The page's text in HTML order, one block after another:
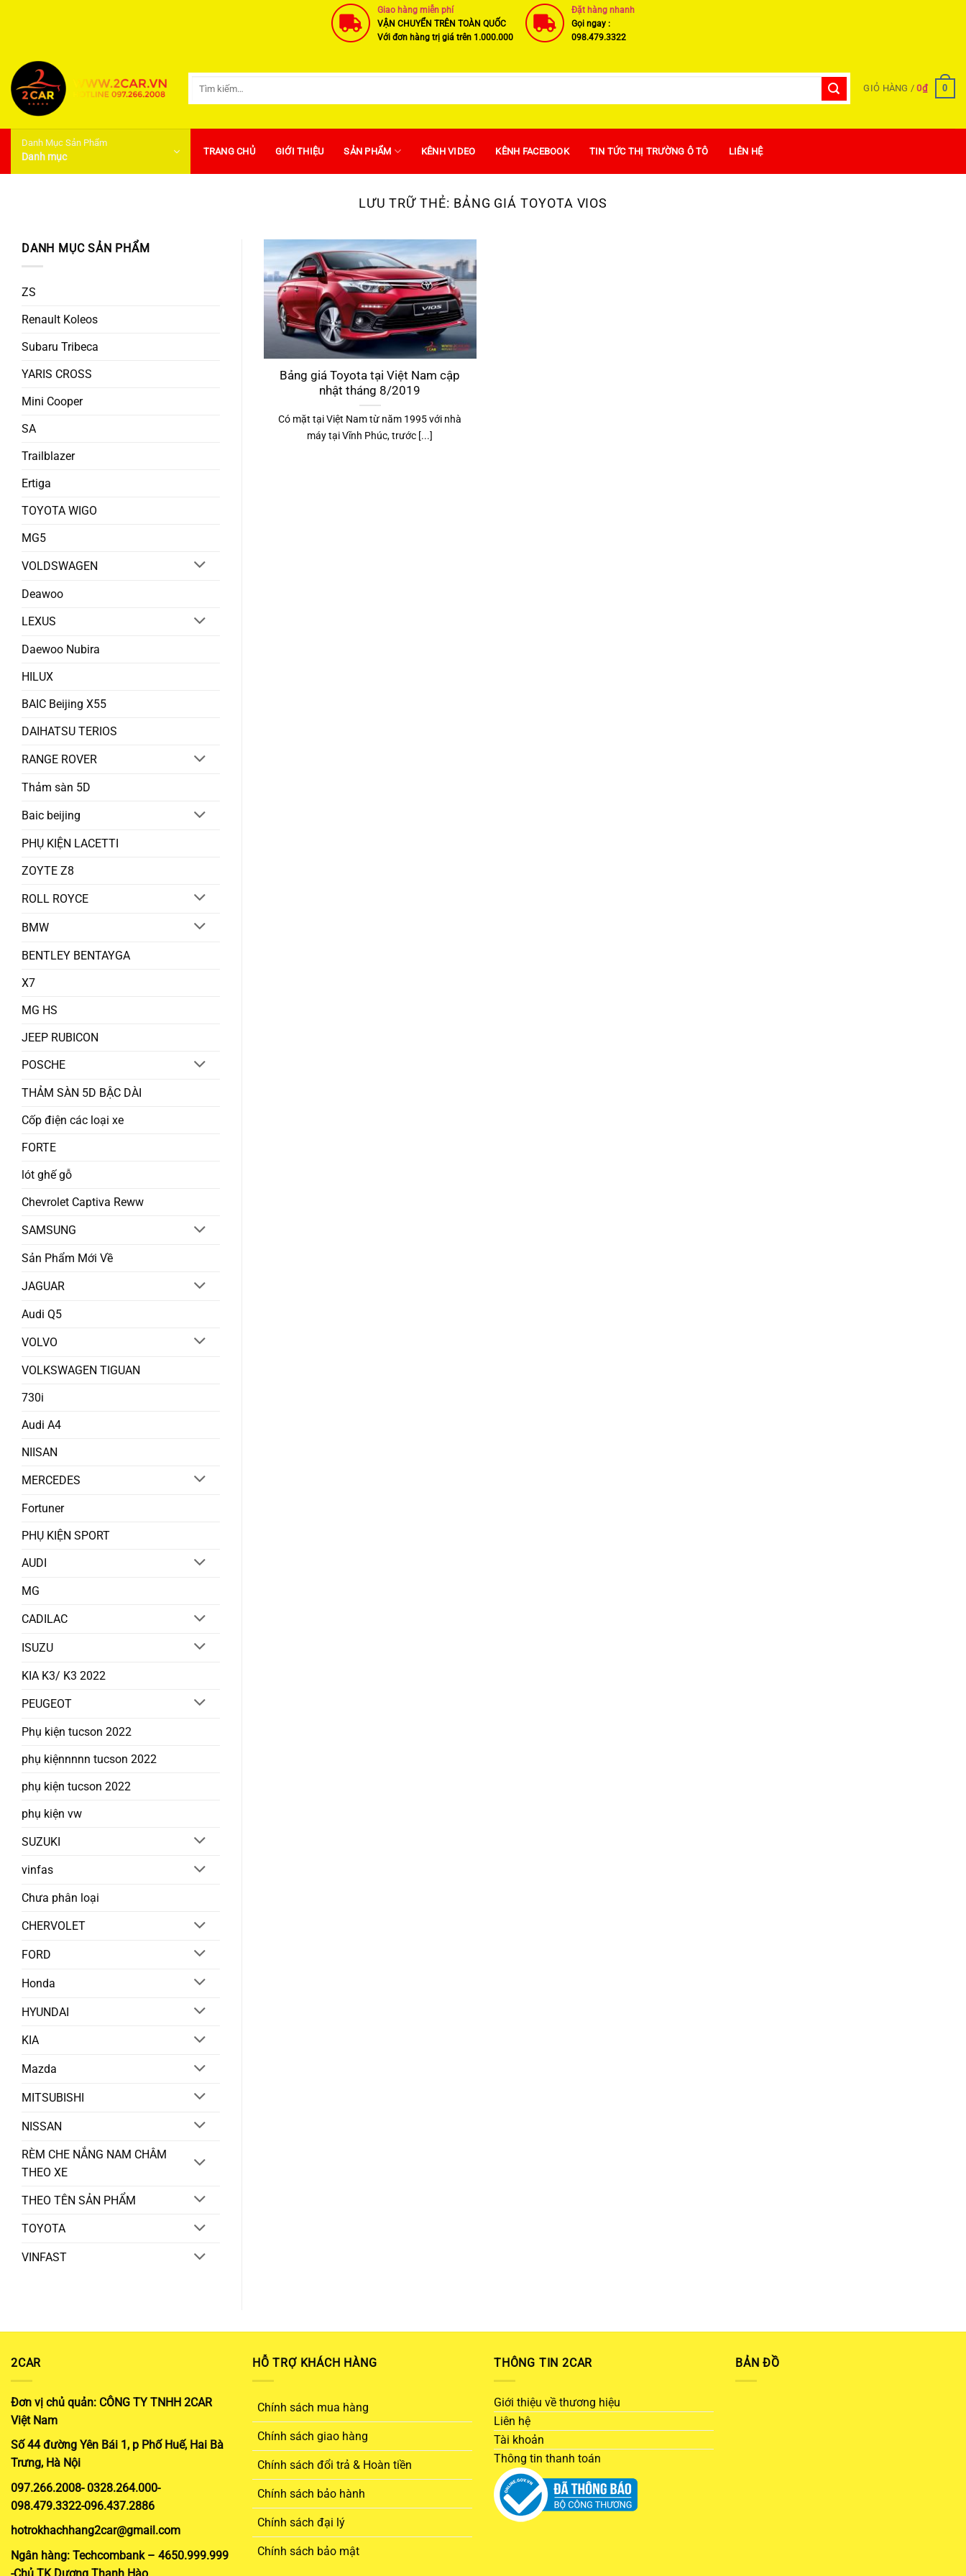
dung
Giao hàng miễn phí
VẬN CHUYỂN TRÊN TOÀN QUỐC
Với đơn hàng trị giá trên 1.000.000
Đặt hàng nhanh
Gọi ngay :
098.479.3322
GIỎ HÀNG /0₫ 0
Danh Mục Sản Phẩm
Danh mục TRANG CHỦ GIỚI THIỆU SẢN PHẨM KÊNH VIDEO KÊNH FACEBOOK TIN TỨC THỊ TRƯỜNG Ô TÔ LIÊN HỆ
LƯU TRỮ THẺ: BẢNG GIÁ TOYOTA VIOS
DANH MỤC SẢN PHẨM
ZS
Renault Koleos
Subaru Tribeca
YARIS CROSS
Mini Cooper
SA
Trailblazer
Ertiga
TOYOTA WIGO
MG5
VOLDSWAGEN
Deawoo
LEXUS
Daewoo Nubira
HILUX
BAIC Beijing X55
DAIHATSU TERIOS
RANGE ROVER
Thảm sàn 5D
Baic beijing
PHỤ KIỆN LACETTI
ZOYTE Z8
ROLL ROYCE
BMW
BENTLEY BENTAYGA
X7
MG HS
JEEP RUBICON
POSCHE
THẢM SÀN 5D BẬC DÀI
Cốp điện các loại xe
FORTE
lót ghế gỗ
Chevrolet Captiva Reww
SAMSUNG
Sản Phẩm Mới Về
JAGUAR
Audi Q5
VOLVO
VOLKSWAGEN TIGUAN
730i
Audi A4
NIISAN
MERCEDES
Fortuner
PHỤ KIỆN SPORT
AUDI
MG
CADILAC
ISUZU
KIA K3/ K3 2022
PEUGEOT
Phụ kiện tucson 2022
phụ kiệnnnnn tucson 2022
phụ kiện tucson 2022
phụ kiện vw
SUZUKI
vinfas
Chưa phân loại
CHERVOLET
FORD
Honda
HYUNDAI
KIA
Mazda
MITSUBISHI
NISSAN
RÈM CHE NẮNG NAM CHÂM
THEO XE
THEO TÊN SẢN PHẨM
TOYOTA
VINFAST
Bảng giá Toyota tại Việt Nam cập
nhật tháng 8/2019
Có mặt tại Việt Nam từ năm 1995 với nhà
máy tại Vĩnh Phúc, trước [...]
2CAR
Đơn vị chủ quản: CÔNG TY TNHH 2CAR
Việt Nam
Số 44 đường Yên Bái 1, p Phố Huế, Hai Bà
Trưng, Hà Nội
097.266.2008- 0328.264.000-
098.479.3322-096.437.2886
hotrokhachhang2car@gmail.com
Ngân hàng: Techcombank – 4650.999.999
HỖ TRỢ KHÁCH HÀNG
Chính sách mua hàng
Chính sách giao hàng
Chính sách đổi trả & Hoàn tiền
Chính sách bảo hành
Chính sách đại lý
Chính sách bảo mật
THÔNG TIN 2CAR
Giới thiệu về thương hiệu
Liên hệ
Tài khoản
Thông tin thanh toán
BẢN ĐỒ